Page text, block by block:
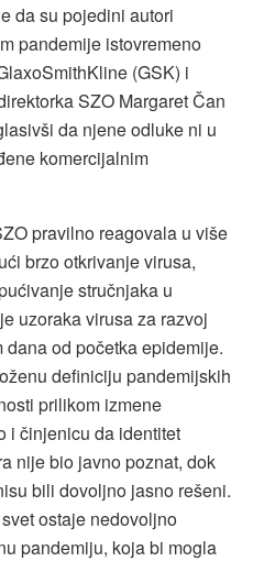
da su pojedini autori
pandemije istovremeno
(GSK) i
SZO Margaret Čan
da njene odluke ni u
komercijalnim
pravilno reagovala u više
brzo otkrivanje virusa,
stručnjaka u
uzoraka virusa za razvoj
od početka epidemije.
definiciju pandemijskih
prilikom izmene
i činjenicu da identitet
nije bio javno poznat, dok
bili dovoljno jasno rešeni.
ostaje nedovoljno
pandemiju, koja bi mogla